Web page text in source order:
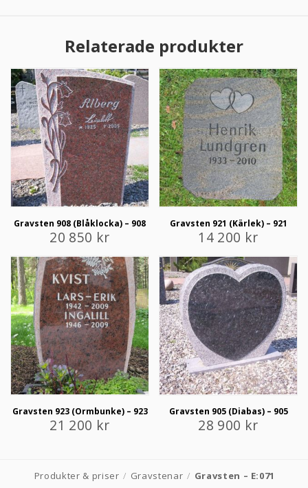
Relaterade produkter
Gravsten 908 (Blåklocka) – 908
20 850 kr
Gravsten 921 (Kärlek) – 921
14 200 kr
Gravsten 923 (Ormbunke) – 923
21 200 kr
Gravsten 905 (Diabas) – 905
28 900 kr
Produkter & priser / Gravstenar / Gravsten – E:071